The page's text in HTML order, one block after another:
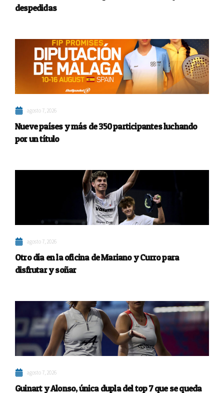
despedidas
agosto 7, 2026
Nueve países y más de 350 participantes luchando
por un título
agosto 7, 2026
Otro día en la oficina de Mariano y Curro para
disfrutar y soñar
agosto 7, 2026
Guinart y Alonso, única dupla del top 7 que se queda